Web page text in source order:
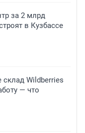
за 2 млрд
в Кузбассе
Wildberries
— что